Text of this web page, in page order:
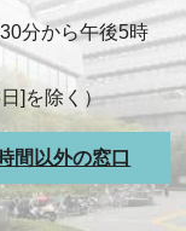
分から午後5時
]を除く）
間以外の窓口